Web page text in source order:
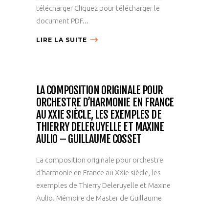
télécharger Cliquez pour télécharger le
document PDF...
LIRE LA SUITE
LA COMPOSITION ORIGINALE POUR
ORCHESTRE D’HARMONIE EN FRANCE
AU XXIE SIÈCLE, LES EXEMPLES DE
THIERRY DELERUYELLE ET MAXINE
AULIO – GUILLAUME COSSET
La composition originale pour orchestre
d’harmonie en France au XXIe siècle, les
exemples de Thierry Deleruyelle et Maxine
Aulio. Mémoire de Master de Guillaume